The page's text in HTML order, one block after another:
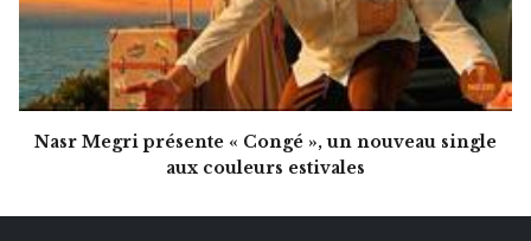
Nasr Megri présente « Congé », un nouveau single
aux couleurs estivales